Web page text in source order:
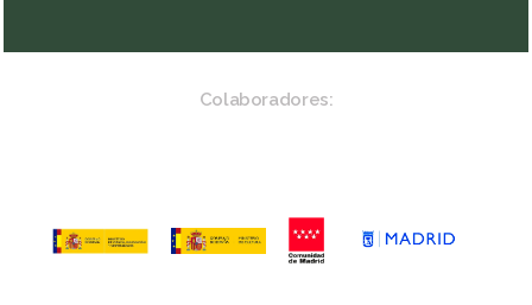
Colaboradores: